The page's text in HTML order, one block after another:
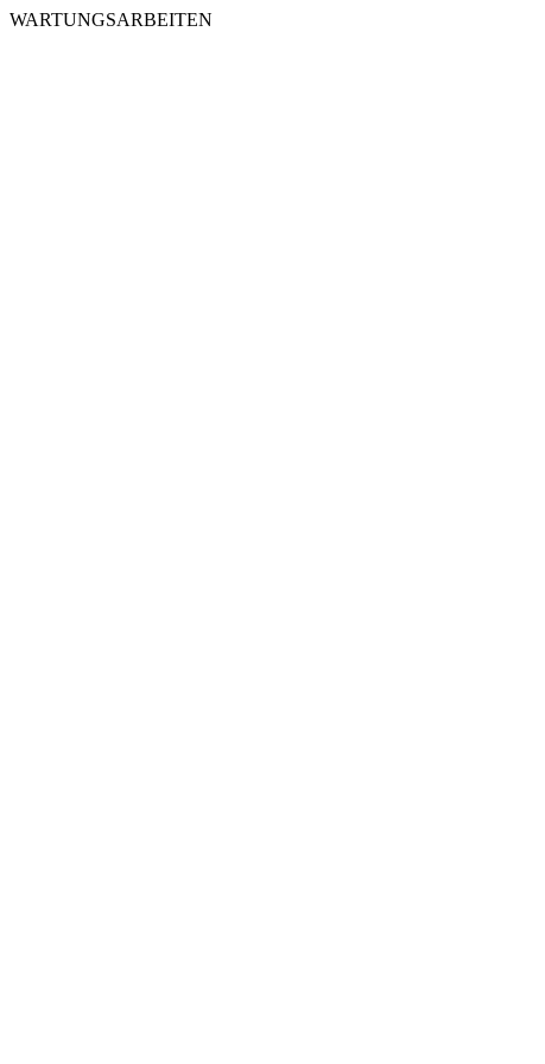
WARTUNGSARBEITEN